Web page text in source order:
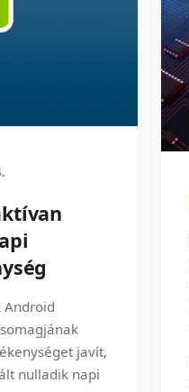
Android
javít,
nulladik napi